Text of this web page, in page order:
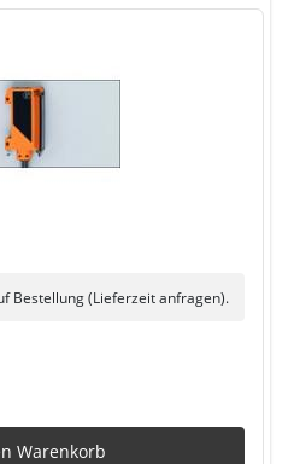
Bestellung (Lieferzeit anfragen).
Warenkorb